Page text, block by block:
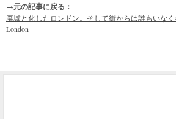
→元の記事に戻る：
廃墟と化したロンドン。そして街からは誰もいなく
London